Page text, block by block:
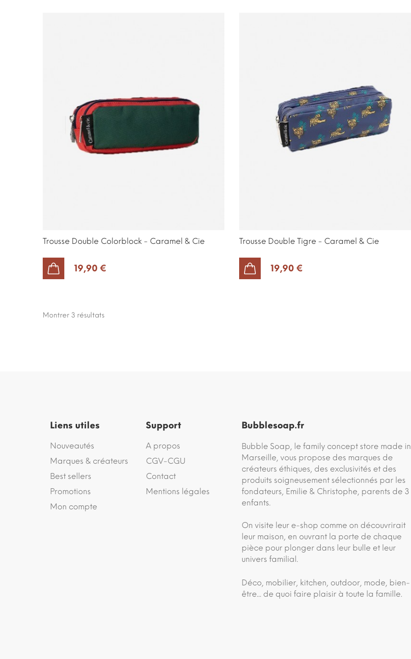
Trousse Double Colorblock - Caramel & Cie
19,90 €
Trousse Double Tigre - Caramel & Cie
19,90 €
Montrer 3 résultats
Liens utiles
Nouveautés
Marques & créateurs
Best sellers
Promotions
Mon compte
Support
A propos
CGV-CGU
Contact
Mentions légales
Bubblesoap.fr
Bubble Soap, le family concept store made in
Marseille, vous propose des marques de
créateurs éthiques, des exclusivités et des
produits soigneusement sélectionnés par les
fondateurs, Emilie & Christophe, parents de 3
enfants.
On visite leur e-shop comme on découvrirait
leur maison, en ouvrant la porte de chaque
pièce pour plonger dans leur bulle et leur
univers familial.
Déco, mobilier, kitchen, outdoor, mode, bien-
être... de quoi faire plaisir à toute la famille.